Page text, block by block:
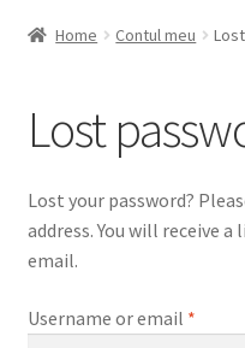
Coș
Finalizare
Politică de confidențialitate
Termeni și condiții
Home Contul meu
Lost
Lost your password?
address. You will receive
email.
Username or email *